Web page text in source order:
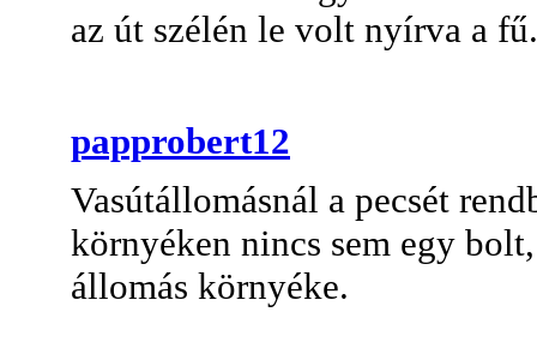
az út szélén le volt nyírva a
papprobert12
Vasútállomásnál a pecsét
környéken nincs sem egy
állomás környéke.